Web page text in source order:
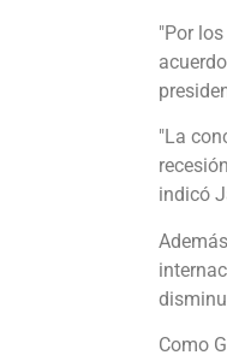
"Por
"La
indicó
Como